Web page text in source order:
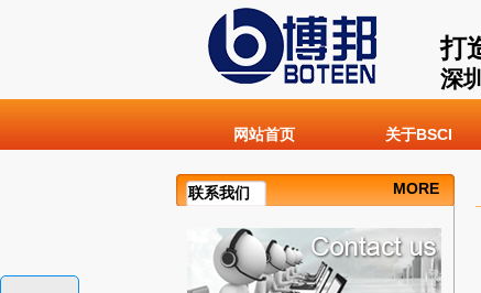
打
深
网站首页 关于BSCI
联系我们 MORE